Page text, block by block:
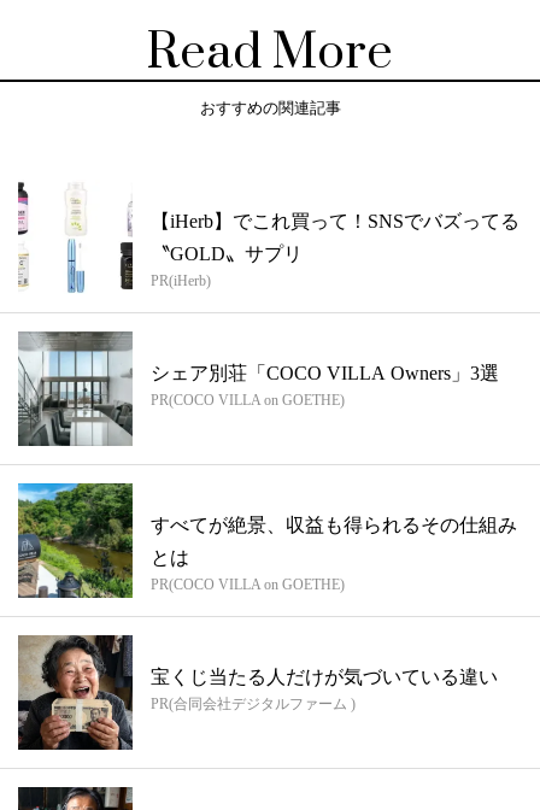
Read More
おすすめの関連記事
【iHerb】でこれ買って！SNSでバズってる
〝GOLD〟サプリ
PR(iHerb)
シェア別荘「COCO VILLA Owners」3選
PR(COCO VILLA on GOETHE)
すべてが絶景、収益も得られるその仕組み
とは
PR(COCO VILLA on GOETHE)
宝くじ当たる人だけが気づいている違い
PR(合同会社デジタルファーム )